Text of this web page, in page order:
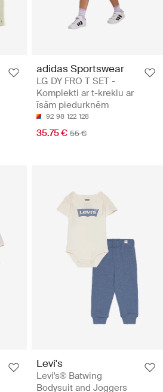
adidas Sportswear
LG DY FRO T SET -
Komplekti ar t-kreklu ar
īsām piedurknēm
92 98 122 128
35.75 € 55 €
Levi's
Levi's® Batwing
Bodysuit and Joggers